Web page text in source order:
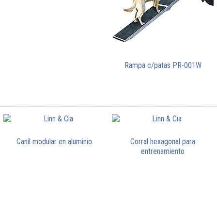
Rampa c/patas PR-001W
Canil modular en aluminio
Corral hexagonal para
entrenamiento